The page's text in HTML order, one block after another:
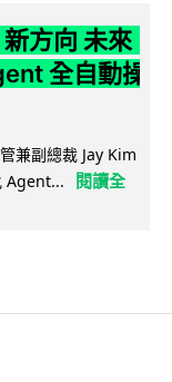
方向 未來
全自動操
兼副總裁 Jay Kim
Agent...
閱讀全